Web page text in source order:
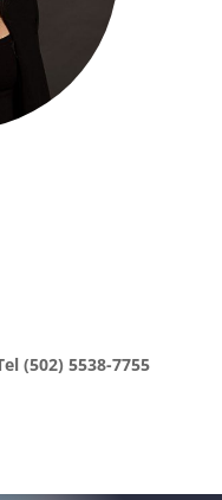
(502) 5538-7755‬